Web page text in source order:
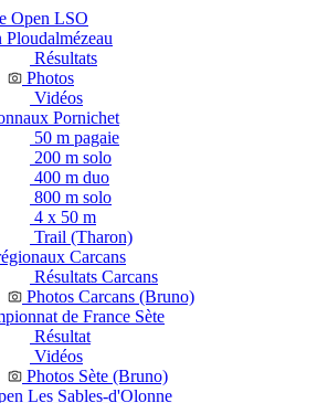
Open LSO
Ploudalmézeau
Résultats
Photos
Vidéos
Pornichet
50 m pagaie
200 m solo
400 m duo
800 m solo
4 x 50 m
Trail (Tharon)
Carcans
Résultats Carcans
Photos Carcans (Bruno)
de France Sète
Résultat
Vidéos
Photos Sète (Bruno)
Les Sables-d'Olonne